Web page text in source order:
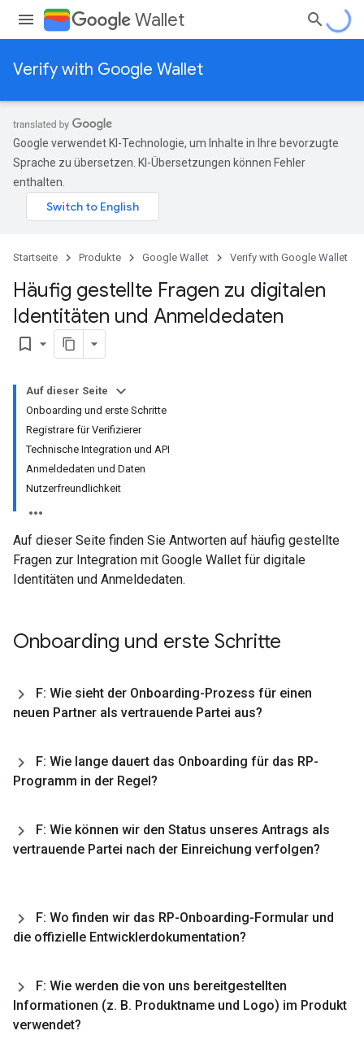
Wallet
Verify with Google Wallet
Google verwendet KI-Technologie, um Inhalte in Ihre bevorzugte
Sprache zu übersetzen. KI-Übersetzungen können Fehler
enthalten.
Startseite Produkte Google Wallet Verify with Google Wallet
Häufig gestellte Fragen zu digitalen
Identitäten und Anmeldedaten
bookmark_border
Auf dieser Seite
Onboarding und erste Schritte
Registrare für Verifizierer
Technische Integration und API
Anmeldedaten und Daten
Nutzerfreundlichkeit
Auf dieser Seite finden Sie Antworten auf häufig gestellte
Fragen zur Integration mit Google Wallet für digitale
Identitäten und Anmeldedaten.
Onboarding und erste Schritte
F: Wie sieht der Onboarding-Prozess für einen
neuen Partner als vertrauende Partei aus?
F: Wie lange dauert das Onboarding für das RP-
Programm in der Regel?
F: Wie können wir den Status unseres Antrags als
vertrauende Partei nach der Einreichung verfolgen?
F: Wo finden wir das RP-Onboarding-Formular und
die offizielle Entwicklerdokumentation?
F: Wie werden die von uns bereitgestellten
Informationen (z. B. Produktname und Logo) im Produkt
verwendet?